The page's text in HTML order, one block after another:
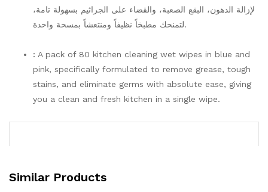
لإزالة الدهون، البقع الصعبة، والقضاء على الجراثيم بسهولة تامة،
لتمنحك مطبخاً نظيفاً ومنتعشاً بمسحة واحدة.
: A pack of 80 kitchen cleaning wet wipes in blue and
pink, specifically formulated to remove grease, tough
stains, and eliminate germs with absolute ease, giving
you a clean and fresh kitchen in a single wipe.
Similar Products